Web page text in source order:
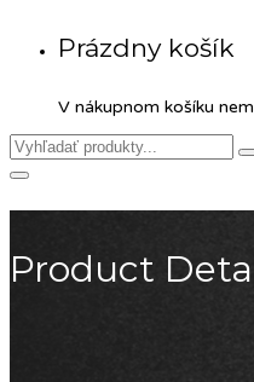
Prázdny košík
V nákupnom košíku
Product